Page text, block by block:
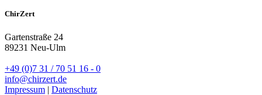
ChirZert
Gartenstraße 24
89231 Neu-Ulm
+49 (0)7 31 / 70 51 16 - 0
info@chirzert.de
Impressum | Datenschutz